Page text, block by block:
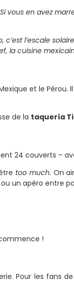
vous en avez
c’est l’escale
la cuisine
et le Pérou.
de la taquería
24 couverts –
too much. On
un apéro entre
!
Pour les fans